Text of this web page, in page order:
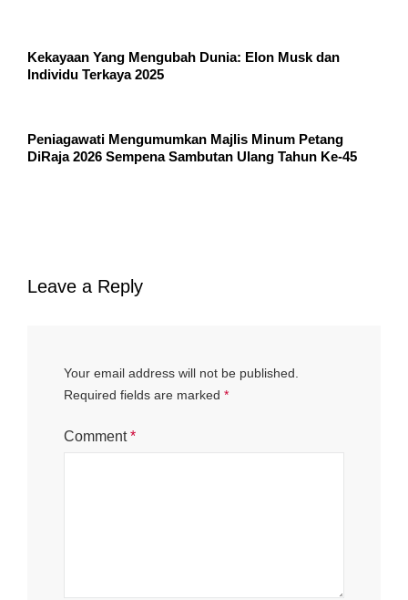
Kekayaan Yang Mengubah Dunia: Elon Musk dan
Individu Terkaya 2025
Peniagawati Mengumumkan Majlis Minum Petang
DiRaja 2026 Sempena Sambutan Ulang Tahun Ke-45
Leave a Reply
Your email address will not be published.
Required fields are marked *
Comment*